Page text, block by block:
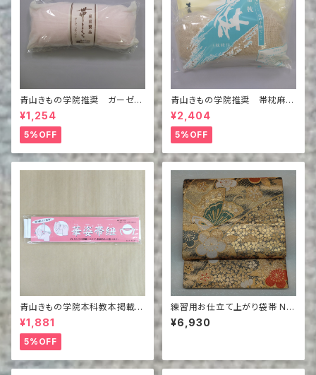
青山きもの学院推奨 ガーゼ付
き帯枕 （小さなお太鼓用）
¥1,254
5%OFF
青山きもの学院推奨 帯枕麻
（枕紐付）
¥2,404
5%OFF
青山きもの学院本科教本掲載商
品 華姿帯紐
¥1,881
5%OFF
練習用お仕立て上がり袋帯 NO.
164
¥6,930